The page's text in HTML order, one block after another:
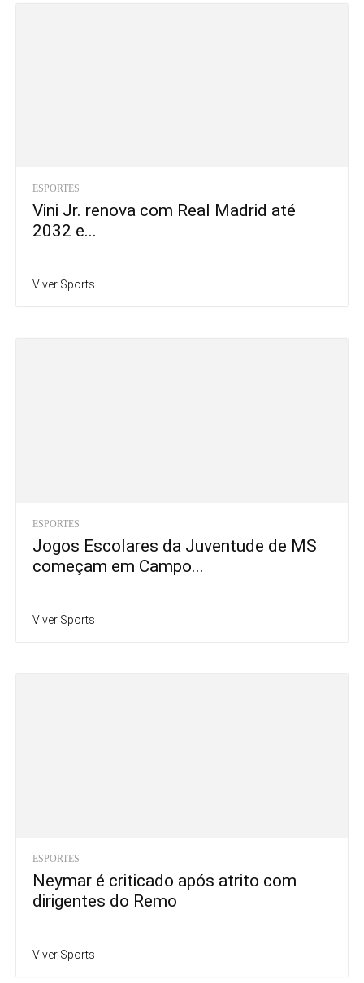
ESPORTES
Vini Jr. renova com Real Madrid até
2032 e...
Viver Sports
ESPORTES
Jogos Escolares da Juventude de MS
começam em Campo...
Viver Sports
ESPORTES
Neymar é criticado após atrito com
dirigentes do Remo
Viver Sports